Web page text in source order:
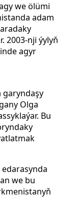
we ölümi
adam
2003-nji ýylyň
agyr
garyndaşy
Olga
Bu
we bu